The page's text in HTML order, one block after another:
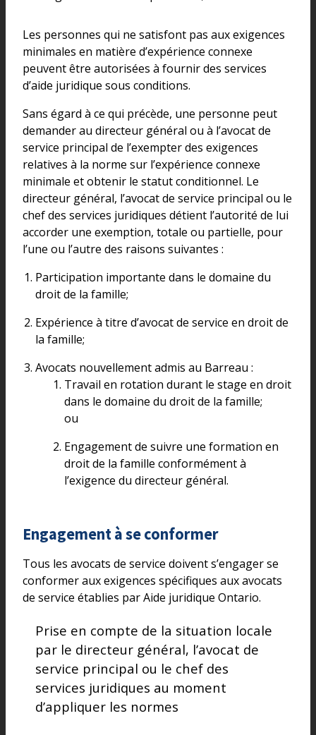
Les personnes qui ne satisfont pas aux exigences
minimales en matière d’expérience connexe
peuvent être autorisées à fournir des services
d’aide juridique sous conditions.
Sans égard à ce qui précède, une personne peut
demander au directeur général ou à l’avocat de
service principal de l’exempter des exigences
relatives à la norme sur l’expérience connexe
minimale et obtenir le statut conditionnel. Le
directeur général, l’avocat de service principal ou le
chef des services juridiques détient l’autorité de lui
accorder une exemption, totale ou partielle, pour
l’une ou l’autre des raisons suivantes :
Participation importante dans le domaine du
droit de la famille;
Expérience à titre d’avocat de service en droit de
la famille;
Avocats nouvellement admis au Barreau :
Travail en rotation durant le stage en droit
dans le domaine du droit de la famille;
ou
Engagement de suivre une formation en
droit de la famille conformément à
l’exigence du directeur général.
Engagement à se conformer
Tous les avocats de service doivent s’engager se
conformer aux exigences spécifiques aux avocats
de service établies par Aide juridique Ontario.
Prise en compte de la situation locale
par le directeur général, l’avocat de
service principal ou le chef des
services juridiques au moment
d’appliquer les normes